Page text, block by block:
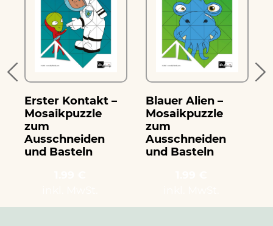
Erster Kontakt –
Mosaikpuzzle
zum
Ausschneiden
und Basteln
Blauer Alien –
Mosaikpuzzle
zum
Ausschneiden
und Basteln